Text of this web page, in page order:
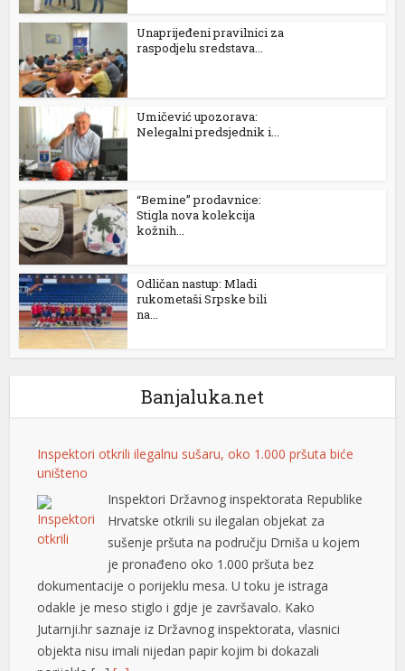
Unaprijeđeni pravilnici za
raspodjelu sredstava...
Umičević upozorava:
Nelegalni predsjednik i...
“Bemine” prodavnice:
Stigla nova kolekcija
kožnih...
Odličan nastup: Mladi
rukometaši Srpske bili
na...
Banjaluka.net
Inspektori otkrili ilegalnu sušaru, oko 1.000 pršuta biće
uništeno
Inspektori Državnog inspektorata Republike
Hrvatske otkrili su ilegalan objekat za
sušenje pršuta na području Drniša u kojem
je pronađeno oko 1.000 pršuta bez
dokumentacije o porijeklu mesa. U toku je istraga
odakle je meso stiglo i gdje je završavalo. Kako
Jutarnji.hr saznaje iz Državnog inspektorata, vlasnici
objekta nisu imali nijedan papir kojim bi dokazali